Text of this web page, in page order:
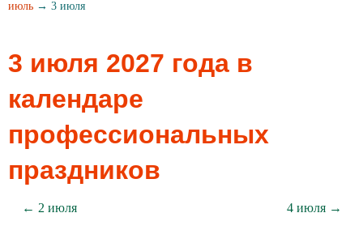
июль → 3 июля
3 июля 2027 года в
календаре
профессиональных
праздников
← 2 июля 4 июля →